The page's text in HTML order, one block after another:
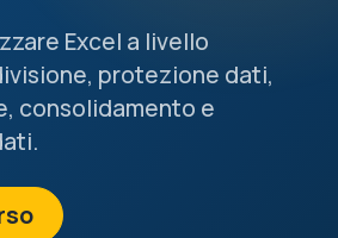
Excel a livello
protezione dati,
consolidamento e